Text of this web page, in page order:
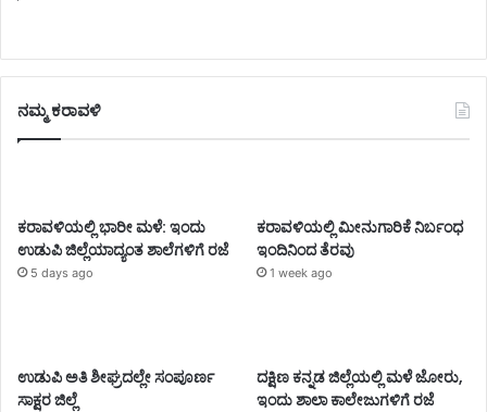
ನಮ್ಮ ಕರಾವಳಿ
ಕರಾವಳಿಯಲ್ಲಿ ಭಾರೀ ಮಳೆ: ಇಂದು
ಉಡುಪಿ ಜಿಲ್ಲೆಯಾದ್ಯಂತ ಶಾಲೆಗಳಿಗೆ ರಜೆ
5 days ago
ಕರಾವಳಿಯಲ್ಲಿ ಮೀನುಗಾರಿಕೆ ನಿರ್ಬಂಧ
ಇಂದಿನಿಂದ ತೆರವು
1 week ago
ಉಡುಪಿ ಅತಿ ಶೀಘ್ರದಲ್ಲೇ ಸಂಪೂರ್ಣ
ಸಾಕ್ಷರ ಜಿಲ್ಲೆ
ದಕ್ಷಿಣ ಕನ್ನಡ ಜಿಲ್ಲೆಯಲ್ಲಿ ಮಳೆ ಜೋರು,
ಇಂದು ಶಾಲಾ ಕಾಲೇಜುಗಳಿಗೆ ರಜೆ